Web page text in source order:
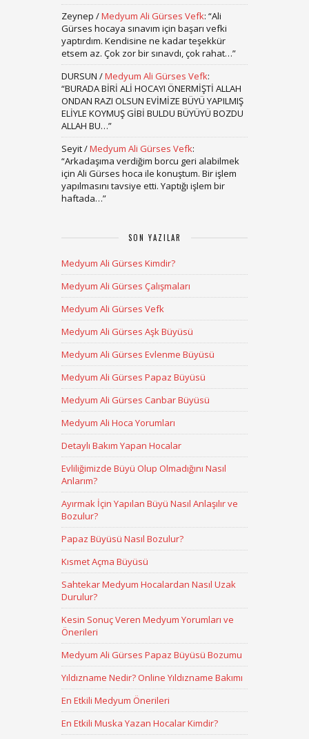
Zeynep /Medyum Ali Gürses Vefk: “Ali
Gürses hocaya sınavım için başarı vefki
yaptırdım. Kendisine ne kadar teşekkür
etsem az. Çok zor bir sınavdı, çok rahat…”
DURSUN /Medyum Ali Gürses Vefk:
“BURADA BİRİ ALİ HOCAYI ÖNERMİŞTİ ALLAH
ONDAN RAZI OLSUN EVİMİZE BÜYÜ YAPILMIŞ
ELİYLE KOYMUŞ GİBİ BULDU BÜYÜYÜ BOZDU
ALLAH BU…”
Seyit/Medyum Ali Gürses Vefk:
“Arkadaşıma verdiğim borcu geri alabilmek
için Ali Gürses hoca ile konuştum. Bir işlem
yapılmasını tavsiye etti. Yaptığı işlem bir
haftada…”
SON YAZILAR
Medyum Ali Gürses Kimdir?
Medyum Ali Gürses Çalışmaları
Medyum Ali Gürses Vefk
Medyum Ali Gürses Aşk Büyüsü
Medyum Ali Gürses Evlenme Büyüsü
Medyum Ali Gürses Papaz Büyüsü
Medyum Ali Gürses Canbar Büyüsü
Medyum Ali Hoca Yorumları
Detaylı Bakım Yapan Hocalar
Evliliğimizde Büyü Olup Olmadığını Nasıl
Anlarım?
Ayırmak İçin Yapılan Büyü Nasıl Anlaşılır ve
Bozulur?
Papaz Büyüsü Nasıl Bozulur?
Kısmet Açma Büyüsü
Sahtekar Medyum Hocalardan Nasıl Uzak
Durulur?
Kesin Sonuç Veren Medyum Yorumları ve
Önerileri
Medyum Ali Gürses Papaz Büyüsü Bozumu
Yıldızname Nedir? Online Yıldızname Bakımı
En Etkili Medyum Önerileri
En Etkili Muska Yazan Hocalar Kimdir?